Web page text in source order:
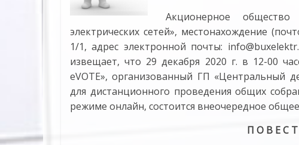
Акционерное общество
электрических сетей», местонахождение
1/1, адрес электронной почты:
извещает, что 29 декабря 2020 г. в 12-00
eVOTE», организованный ГП «Центральный
для дистанционного проведения общих
режиме онлайн, состоится внеочередное
П О В Е С